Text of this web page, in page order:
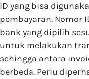
ID yang bisa
pembayaran. Nomor
bank yang dipilih
untuk melakukan
sehingga antara
berbeda. Perlu